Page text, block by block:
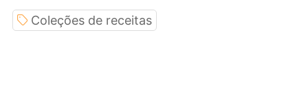
Coleções de receitas